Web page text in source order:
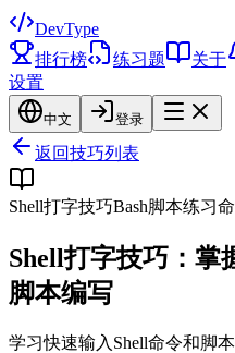
DevType
排行榜
练习题 关于
设置
中文 登录
返回技巧列表
Shell打字技巧Bash脚本练习
Shell打字技巧：掌
脚本编写
学习快速输入Shell命令和脚